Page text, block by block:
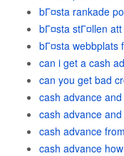
bГ¤sta rankade
bГ¤sta stГ¤llen
bГ¤sta webbplats
can i get a cash
can you get bad
cash advance
cash advance
cash advance
cash advance